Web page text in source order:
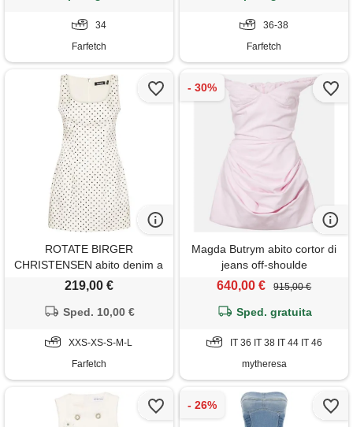
34
Farfetch
36-38
Farfetch
ROTATE BIRGER
CHRISTENSEN abito denim a
pois - toni neutri
219,00 €
Sped. 10,00 €
XXS-XS-S-M-L
Farfetch
Magda Butrym abito cortor di
jeans off-shoulde
640,00 € 915,00 €
Sped. gratuita
IT 36 IT 38 IT 44 IT 46
mytheresa